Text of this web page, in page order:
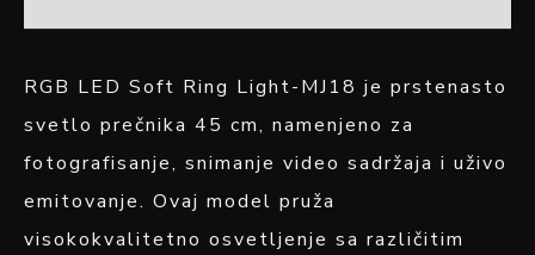
RGB LED Soft Ring Light-MJ18 je prstenasto
svetlo prečnika 45 cm, namenjeno za
fotografisanje, snimanje video sadržaja i uživo
emitovanje. Ovaj model pruža
visokokvalitetno osvetljenje sa različitim